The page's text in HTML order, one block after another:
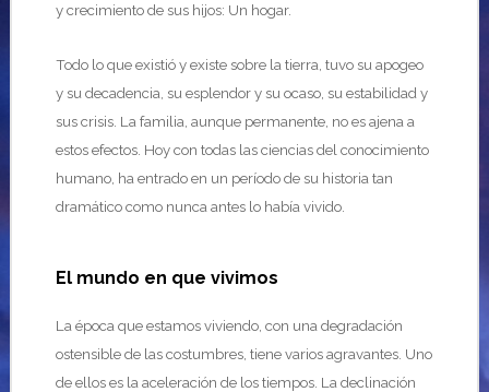
y crecimiento de sus hijos: Un hogar.
Todo lo que existió y existe sobre la tierra, tuvo su apogeo
y su decadencia, su esplendor y su ocaso, su estabilidad y
sus crisis. La familia, aunque permanente, no es ajena a
estos efectos. Hoy con todas las ciencias del conocimiento
humano, ha entrado en un período de su historia tan
dramático como nunca antes lo había vivido.
El mundo en que vivimos
La época que estamos viviendo, con una degradación
ostensible de las costumbres, tiene varios agravantes. Uno
de ellos es la aceleración de los tiempos. La declinación